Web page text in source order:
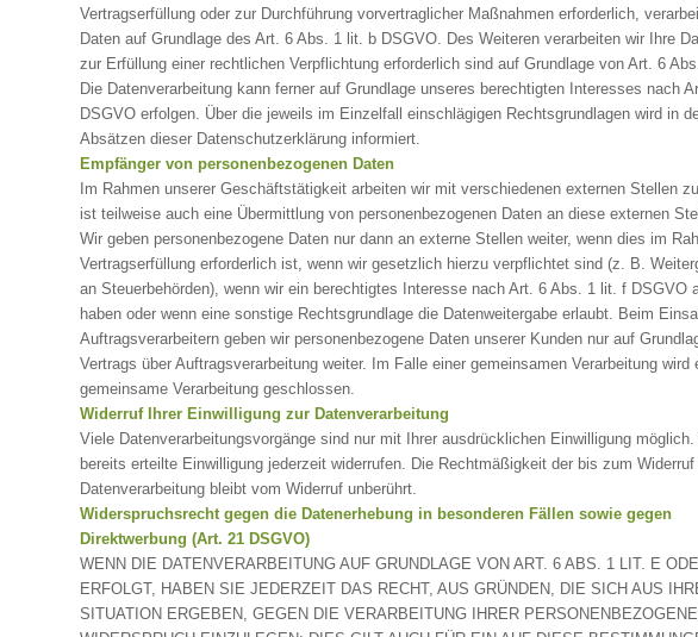
Vertragserfüllung oder zur Durchführung vorvertraglicher Maßnahmen erforderlich,
Daten auf Grundlage des Art. 6 Abs. 1 lit. b DSGVO. Des Weiteren verarbeiten wir Ihre
zur Erfüllung einer rechtlichen Verpflichtung erforderlich sind auf Grundlage von Art. 6
Die Datenverarbeitung kann ferner auf Grundlage unseres berechtigten Interesses nach
DSGVO erfolgen. Über die jeweils im Einzelfall einschlägigen Rechtsgrundlagen wird in
Absätzen dieser Datenschutzerklärung informiert.
Empfänger von personenbezogenen Daten
Im Rahmen unserer Geschäftstätigkeit arbeiten wir mit verschiedenen externen Stellen
ist teilweise auch eine Übermittlung von personenbezogenen Daten an diese externen
Wir geben personenbezogene Daten nur dann an externe Stellen weiter, wenn dies im
Vertragserfüllung erforderlich ist, wenn wir gesetzlich hierzu verpflichtet sind (z. B.
an Steuerbehörden), wenn wir ein berechtigtes Interesse nach Art. 6 Abs. 1 lit. f DSGVO
haben oder wenn eine sonstige Rechtsgrundlage die Datenweitergabe erlaubt. Beim
Auftragsverarbeitern geben wir personenbezogene Daten unserer Kunden nur auf
Vertrags über Auftragsverarbeitung weiter. Im Falle einer gemeinsamen Verarbeitung wird
gemeinsame Verarbeitung geschlossen.
Widerruf Ihrer Einwilligung zur Datenverarbeitung
Viele Datenverarbeitungsvorgänge sind nur mit Ihrer ausdrücklichen Einwilligung
bereits erteilte Einwilligung jederzeit widerrufen. Die Rechtmäßigkeit der bis zum
Datenverarbeitung bleibt vom Widerruf unberührt.
Widerspruchsrecht gegen die Datenerhebung in besonderen Fällen sowie gegen
Direktwerbung (Art. 21 DSGVO)
WENN DIE DATENVERARBEITUNG AUF GRUNDLAGE VON ART. 6 ABS. 1 LIT. E
ERFOLGT, HABEN SIE JEDERZEIT DAS RECHT, AUS GRÜNDEN, DIE SICH AUS
SITUATION ERGEBEN, GEGEN DIE VERARBEITUNG IHRER